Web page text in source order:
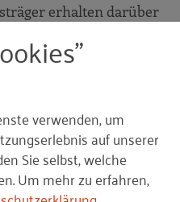
erhalten darüber
verwenden, um
auf unserer
Sie selbst, welche
Um mehr zu erfahren,